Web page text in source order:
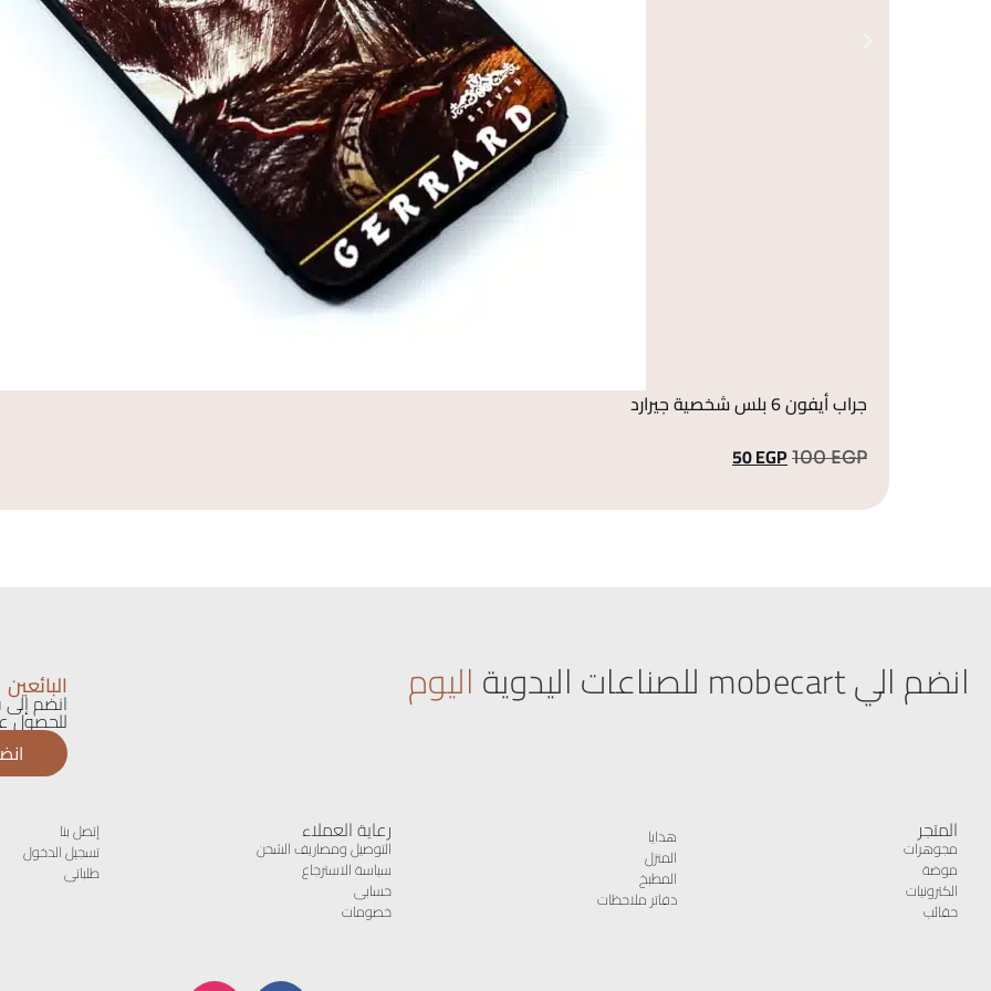
جراب أيفون 6 بلس شخصية جيرارد
100EGP
50EGP
انضم الي mobecart للصناعات اليدوية اليوم البائعين
انضم إلى
للحصول
المتجر
مجوهرات
موضة
الكترونيات
حقائب
هدايا
المنزل
المطبخ
دفاتر ملاحظات
رعاية العملاء
التوصيل ومصاريف الشحن
سياسة الاسترجاع
حسابى
خصومات
إتصل بنا
تسجيل الدخول
طلباتى